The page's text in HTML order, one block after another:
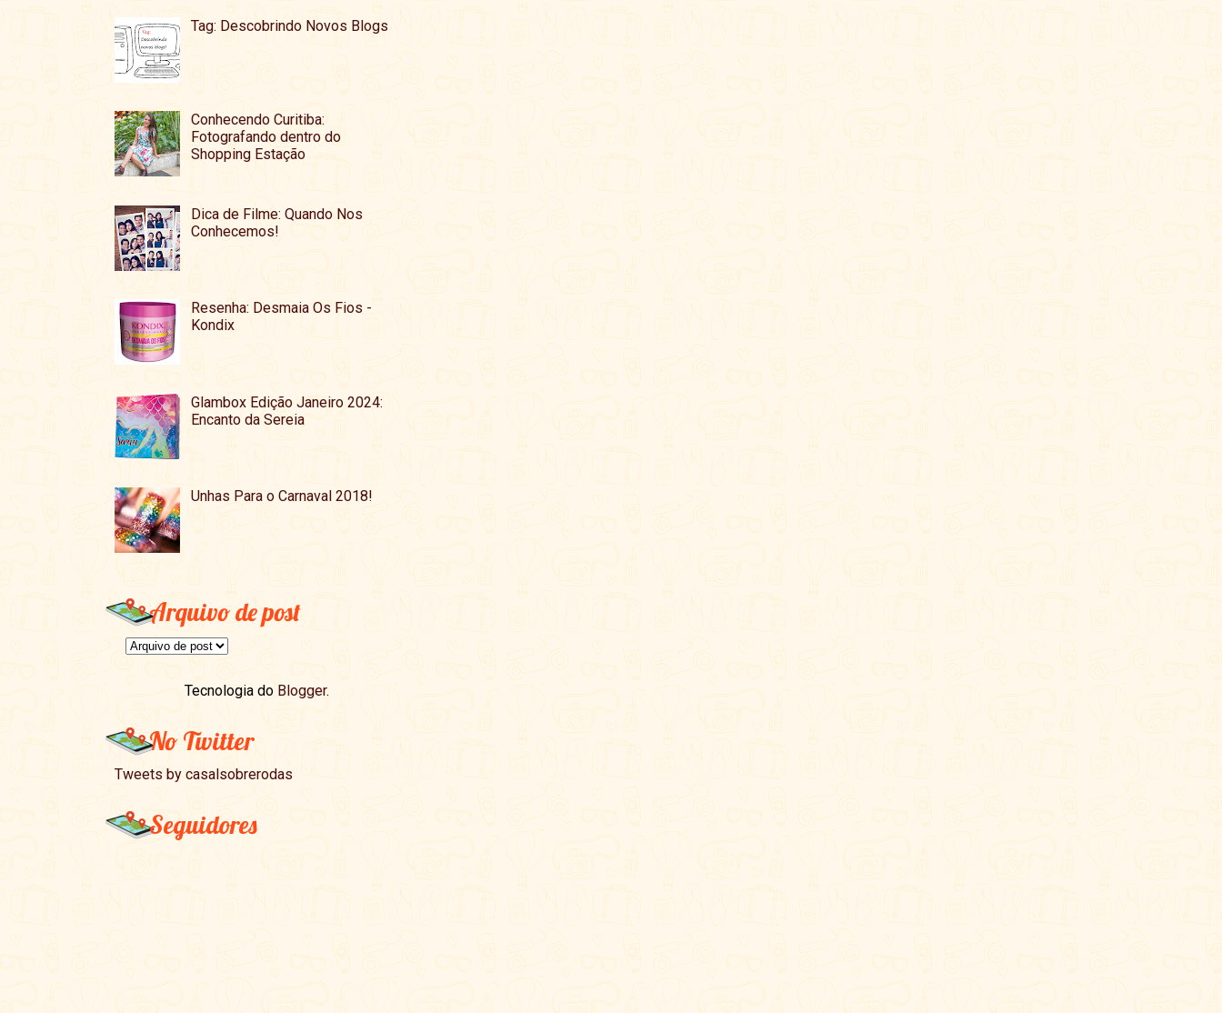
Tag: Descobrindo Novos Blogs
Conhecendo Curitiba:
Fotografando dentro do
Shopping Estação
Dica de Filme: Quando Nos
Conhecemos!
Resenha: Desmaia Os Fios -
Kondix
Glambox Edição Janeiro 2024:
Encanto da Sereia
Unhas Para o Carnaval 2018!
Arquivo de post
Tecnologia do Blogger.
No Twitter
Tweets by casalsobrerodas
Seguidores